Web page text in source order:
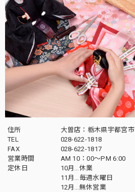
住所
大曽店：栃木県宇都宮
TEL
028-622-1818
FAX
028-622-1817
営業時間
AM 10：00～PM 6:00
定休日
10月…休業
11月…毎週水曜日
12月…無休営業